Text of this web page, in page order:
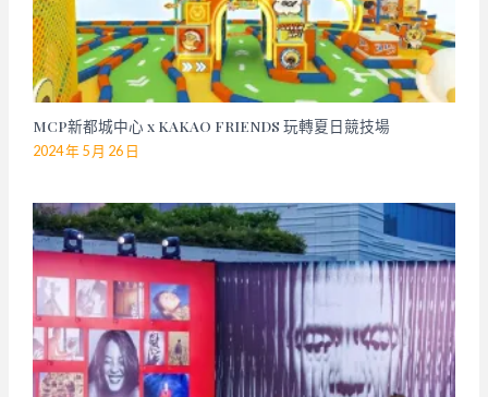
MCP新都城中心 x KAKAO FRIENDS 玩轉夏日競技場
2024 年 5 月 26 日